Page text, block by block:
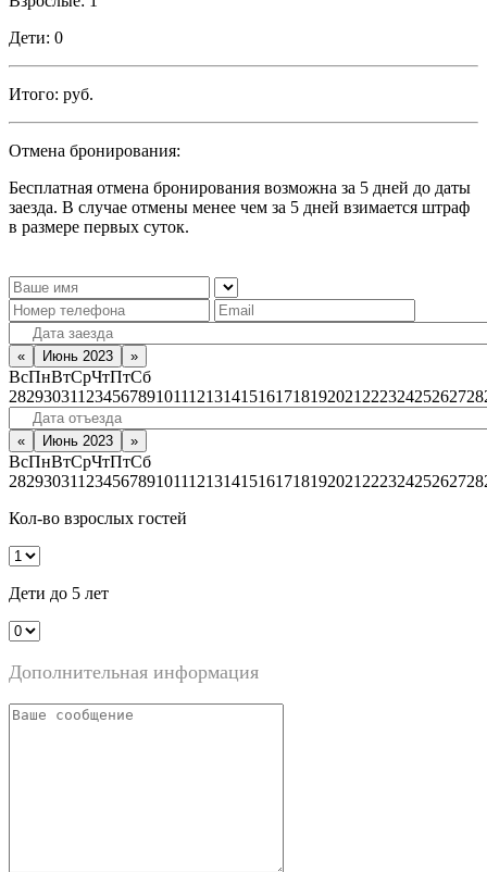
Дети: 0
Итого: руб.
Отмена бронирования:
Бесплатная отмена бронирования возможна за 5 дней до даты
заезда. В случае отмены менее чем за 5 дней взимается штраф
в размере первых суток.
« Июнь 2023 »
ВсПнВтСрЧтПтСб
282930311 23456789101112131415161718192021 22232425262728
« Июнь 2023 »
ВсПнВтСрЧтПтСб
282930311 23456789101112131415161718192021 22232425262728
Кол-во взрослых гостей
Дети до 5 лет
Дополнительная информация